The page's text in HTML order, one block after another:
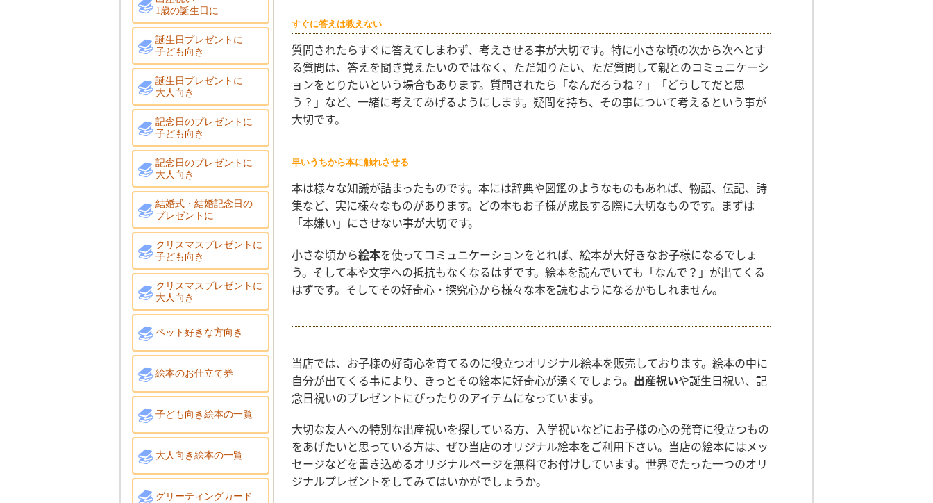
すぐに答えは教えない
質問されたらすぐに答えてしまわず、考えさせる事が大切です。特に小さな頃の次から次へとす
る質問は、答えを聞き覚えたいのではなく、ただ知りたい、ただ質問して親とのコミュニケーシ
ョンをとりたいという場合もあります。質問されたら「なんだろうね？」「どうしてだと思
う？」など、一緒に考えてあげるようにします。疑問を持ち、その事について考えるという事が
大切です。
早いうちから本に触れさせる
本は様々な知識が詰まったものです。本には辞典や図鑑のようなものもあれば、物語、伝記、詩
集など、実に様々なものがあります。どの本もお子様が成長する際に大切なものです。まずは
「本嫌い」にさせない事が大切です。
小さな頃から絵本を使ってコミュニケーションをとれば、絵本が大好きなお子様になるでしょ
う。そして本や文字への抵抗もなくなるはずです。絵本を読んでいても「なんで？」が出てくる
はずです。そしてその好奇心・探究心から様々な本を読むようになるかもしれません。
当店では、お子様の好奇心を育てるのに役立つオリジナル絵本を販売しております。絵本の中に
自分が出てくる事により、きっとその絵本に好奇心が湧くでしょう。 出産祝いや誕生日祝い、記
念日祝いのプレゼントにぴったりのアイテムになっています。
大切な友人への特別な出産祝いを探している方、入学祝いなどにお子様の心の発育に役立つもの
をあげたいと思っている方は、ぜひ当店のオリジナル絵本をご利用下さい。当店の絵本にはメッ
セージなどを書き込めるオリジナルページを無料でお付けしています。世界でたった一つのオリ
ジナルプレゼントをしてみてはいかがでしょうか。
1歳の誕生日に
誕生日プレゼントに
子ども向き
誕生日プレゼントに
大人向き
記念日のプレゼントに
子ども向き
記念日のプレゼントに
大人向き
結婚式・結婚記念日の
プレゼントに
クリスマスプレゼントに
子ども向き
クリスマスプレゼントに
大人向き
ペット好きな方向き
絵本のお仕立て券
子ども向き絵本の一覧
大人向き絵本の一覧
グリーティングカード